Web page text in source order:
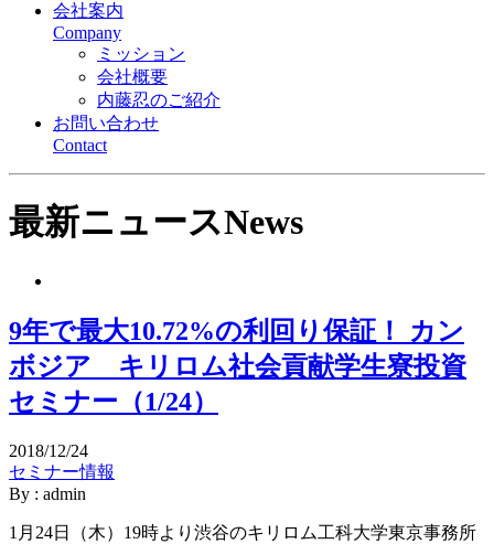
会社案内
Company
ミッション
会社概要
内藤忍のご紹介
お問い合わせ
Contact
最新ニュースNews
9年で最大10.72%の利回り保証！ カン
ボジア キリロム社会貢献学生寮投資
セミナー（1/24）
2018/12/24
セミナー情報
By : admin
1月24日（木）19時より渋谷のキリロム工科大学東京事務所